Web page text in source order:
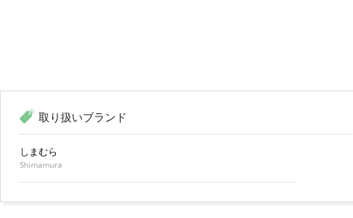
取り扱いブランド
しまむら
Shimamura